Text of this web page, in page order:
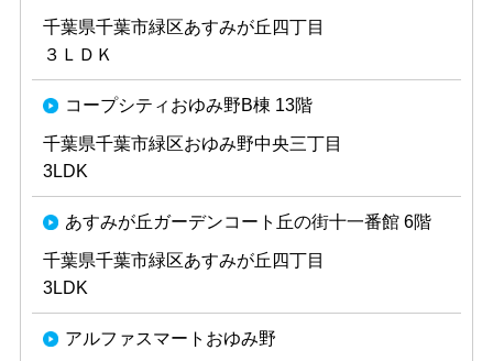
千葉県千葉市緑区あすみが丘四丁目
３ＬＤＫ
コープシティおゆみ野B棟 13階
千葉県千葉市緑区おゆみ野中央三丁目
3LDK
あすみが丘ガーデンコート丘の街十一番館 6階
千葉県千葉市緑区あすみが丘四丁目
3LDK
アルファスマートおゆみ野